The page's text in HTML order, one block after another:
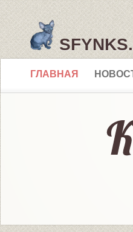
ГЛАВНАЯ